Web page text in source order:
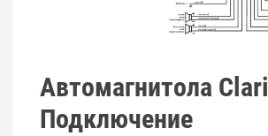
Автомагнитола
Подключение